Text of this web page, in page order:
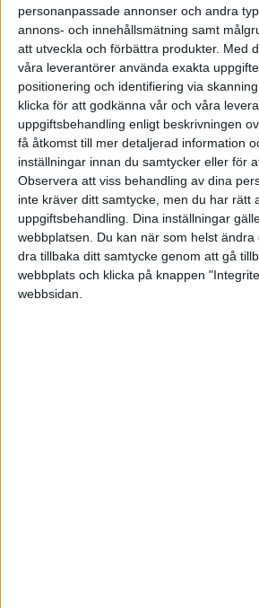
personanpassade annonser och andra
annons- och innehållsmätning samt
att utveckla och förbättra produkter. Med
våra leverantörer använda exakta
positionering och identifiering via
klicka för att godkänna vår och våra
uppgiftsbehandling enligt beskrivningen
få åtkomst till mer detaljerad information
inställningar innan du samtycker eller för
Observera att viss behandling av dina
inte kräver ditt samtycke, men du har rätt
uppgiftsbehandling. Dina inställningar
webbplatsen. Du kan när som helst
dra tillbaka ditt samtycke genom att gå
webbplats och klicka på knappen
webbsidan.
Här har ni mig i ett nötskal..
bort från ämnet jag vill ta upp
någon/några som orkar läsa,
ända hit.
Det jag vill ha sagt i korthet är väl
Vad ska jag göra för att komma
Hur ska jag berätta om mina
sambo?
Hur ska jag förklara min idé för
Det finns egentligen oändligt
fraser, men jag nöjer mig med